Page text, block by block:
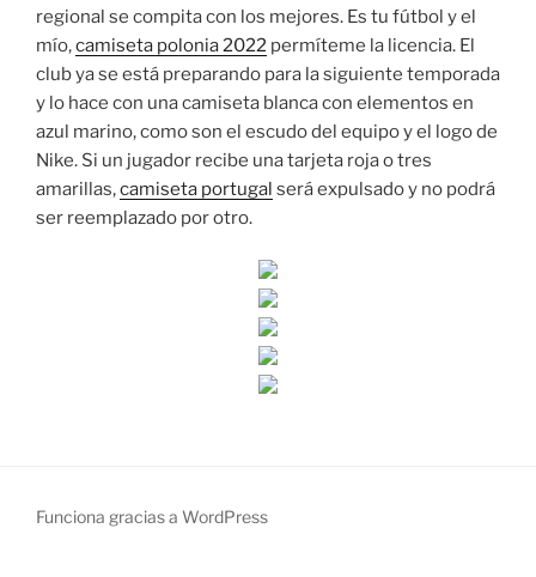
regional se compita con los mejores. Es tu fútbol y el
mío,camiseta polonia 2022 permíteme la licencia. El
club ya se está preparando para la siguiente temporada
y lo hace con una camiseta blanca con elementos en
azul marino, como son el escudo del equipo y el logo de
Nike. Si un jugador recibe una tarjeta roja o tres
amarillas,camiseta portugal será expulsado y no podrá
ser reemplazado por otro.
Funciona gracias a WordPress